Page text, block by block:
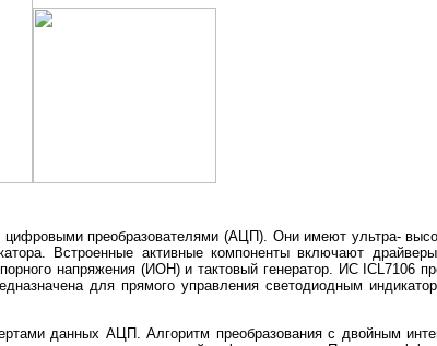
преобразователями (АЦП). Они имеют ультра-
Встроенные активные компоненты включают
напряжения (ИОН) и тактовый генератор. ИС ICL7106
для прямого управления светодиодным
данных АЦП. Алгоритм преобразования с двойным